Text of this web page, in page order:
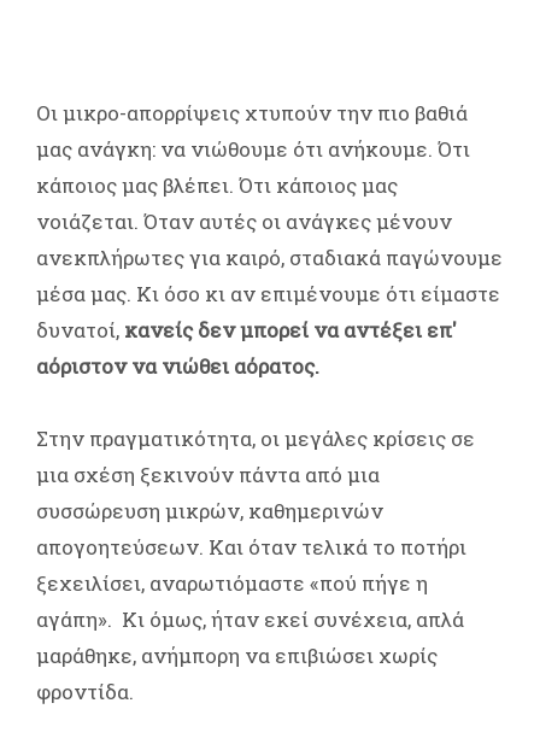
Οι μικρο-απορρίψεις χτυπούν την πιο βαθιά
μας ανάγκη: να νιώθουμε ότι ανήκουμε. Ότι
κάποιος μας βλέπει. Ότι κάποιος μας
νοιάζεται. Όταν αυτές οι ανάγκες μένουν
ανεκπλήρωτες για καιρό, σταδιακά παγώνουμε
μέσα μας. Κι όσο κι αν επιμένουμε ότι είμαστε
δυνατοί, κανείς δεν μπορεί να αντέξει επ'
αόριστον να νιώθει αόρατος.
Στην πραγματικότητα, οι μεγάλες κρίσεις σε
μια σχέση ξεκινούν πάντα από μια
συσσώρευση μικρών, καθημερινών
απογοητεύσεων. Και όταν τελικά το ποτήρι
ξεχειλίσει, αναρωτιόμαστε «πού πήγε η
αγάπη». Κι όμως, ήταν εκεί συνέχεια, απλά
μαράθηκε, ανήμπορη να επιβιώσει χωρίς
φροντίδα.